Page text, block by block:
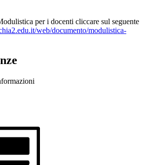
per i docenti cliccare sul seguente
web/documento/modulistica-